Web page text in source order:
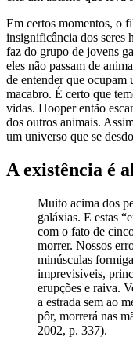
Em certos momentos, o
insignificância dos seres
faz do grupo de jovens
eles não passam de
de entender que
macabro. É certo que
vidas. Hooper então
dos outros animais.
um universo que se
A existência é
Muito acima dos
galáxias. E estas
com o fato de
morrer. Nossos
minúsculas
imprevisíveis,
erupções e raiva.
a estrada sem ao
pôr, morrerá nas
2002, p. 337).